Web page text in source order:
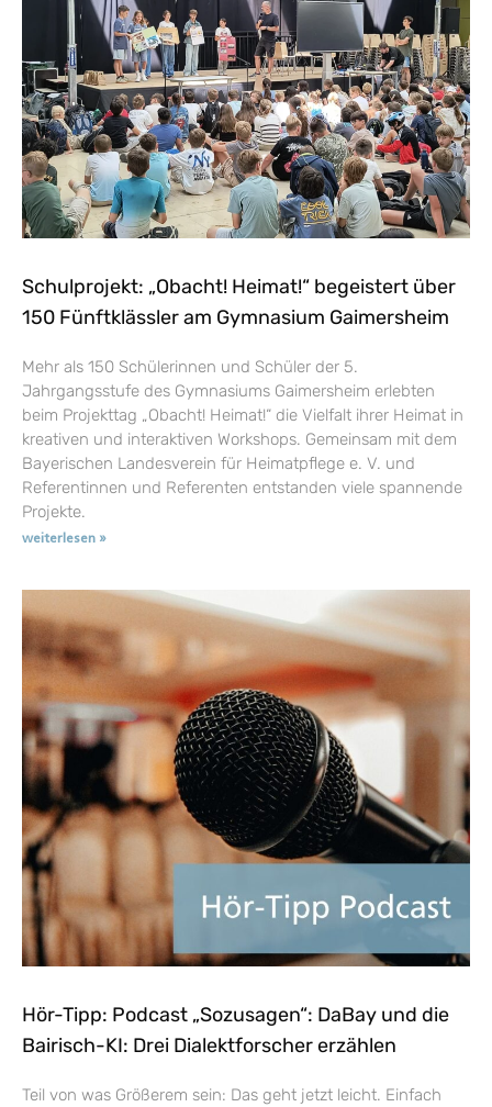
Schulprojekt: „Obacht! Heimat!“ begeistert über
150 Fünftklässler am Gymnasium Gaimersheim
Mehr als 150 Schülerinnen und Schüler der 5.
Jahrgangsstufe des Gymnasiums Gaimersheim erlebten
beim Projekttag „Obacht! Heimat!“ die Vielfalt ihrer Heimat in
kreativen und interaktiven Workshops. Gemeinsam mit dem
Bayerischen Landesverein für Heimatpflege e. V. und
Referentinnen und Referenten entstanden viele spannende
Projekte.
weiterlesen »
Hör-Tipp: Podcast „Sozusagen“: DaBay und die
Bairisch-KI: Drei Dialektforscher erzählen
Teil von was Größerem sein: Das geht jetzt leicht. Einfach